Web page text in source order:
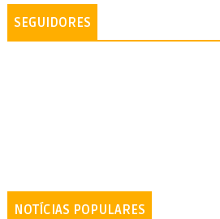
SEGUIDORES
NOTÍCIAS POPULARES